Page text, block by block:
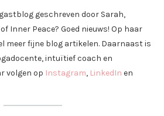
geschreven door Sarah,
Inner Peace? Goed nieuws! Op haar
meer fijne blog artikelen. Daarnaast is
intuïtief coach en
volgen op Instagram, LinkedIn en